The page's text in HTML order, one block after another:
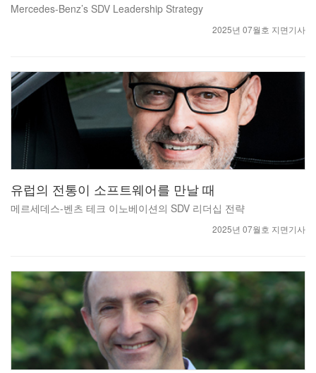
Mercedes-Benz’s SDV Leadership Strategy
2025년 07월호 지면기사
유럽의 전통이 소프트웨어를 만날 때
메르세데스-벤츠 테크 이노베이션의 SDV 리더십 전략
2025년 07월호 지면기사